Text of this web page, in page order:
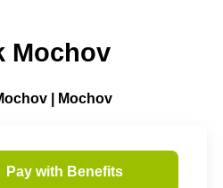
Mochov
| Mochov
Pay with Benefits